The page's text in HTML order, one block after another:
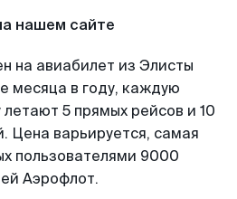
нашем сайте
на авиабилет из Элисты
месяца в году, каждую
5 прямых рейсов и 10
Цена варьируется, самая
пользователями 9000
Аэрофлот.